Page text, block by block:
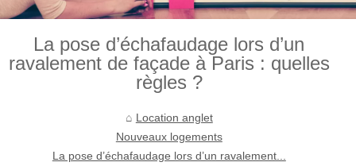
La pose d’échafaudage lors d’un
ravalement de façade à Paris : quelles
règles ?
Location anglet
Nouveaux logements
La pose d’échafaudage lors d’un ravalement...